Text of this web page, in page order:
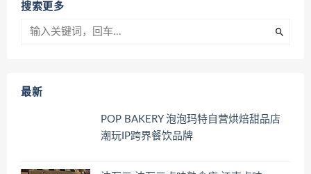
搜索更多
最新
POP BAKERY 泡泡玛特自营烘焙甜品店
潮玩IP跨界餐饮品牌